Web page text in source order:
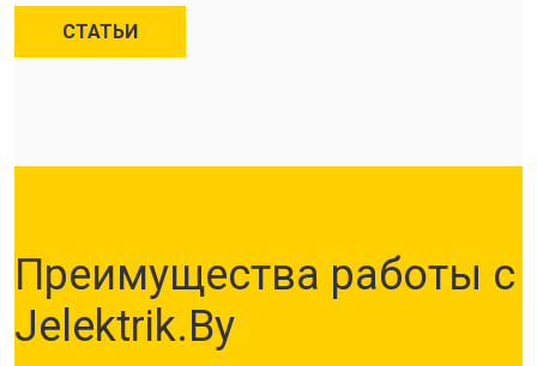
СТАТЬИ
Преимущества работы с
Jelektrik.By